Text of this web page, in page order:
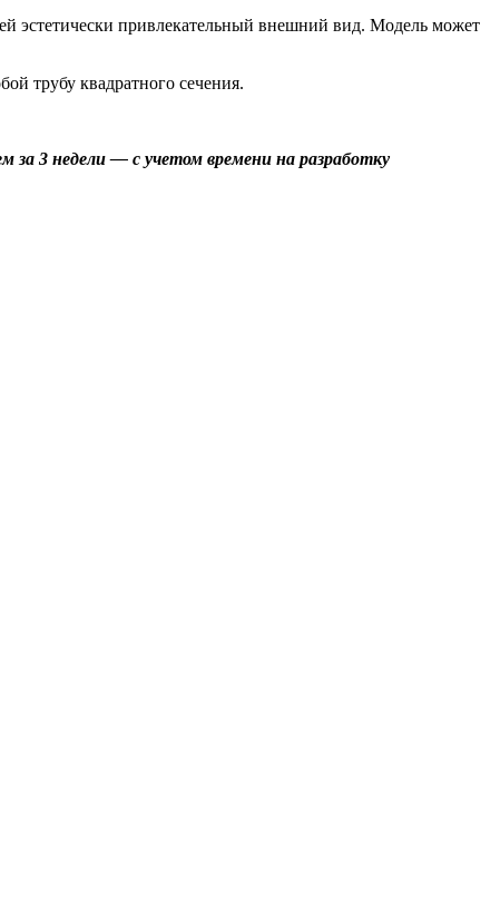
эстетически привлекательный внешний вид. Модель может
трубу квадратного сечения.
3 недели — с учетом времени на разработку